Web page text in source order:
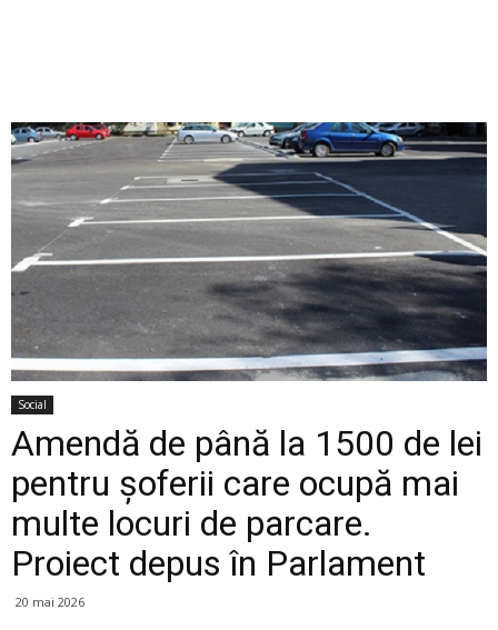
Social
Amendă de până la 1500 de lei
pentru șoferii care ocupă mai
multe locuri de parcare.
Proiect depus în Parlament
20 mai 2026